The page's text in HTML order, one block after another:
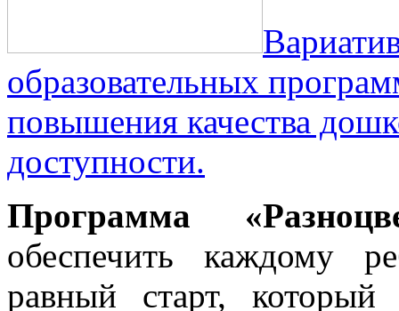
образовательных
повышения качества
доступности.
Программа
обеспечить каждому
равный старт,